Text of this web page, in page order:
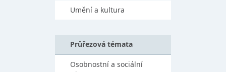
Umění a kultura
Průřezová témata
Osobnostní a sociální